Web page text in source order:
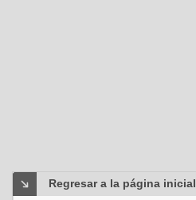
Regresar a la página inicial